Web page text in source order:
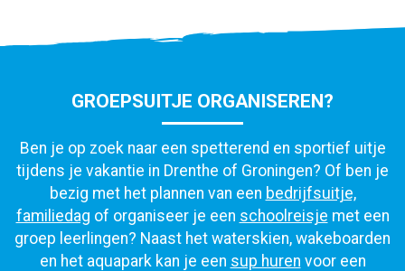
GROEPSUITJE ORGANISEREN?
Ben je op zoek naar een spetterend en sportief uitje
tijdens je vakantie in Drenthe of Groningen? Of ben je
bezig met het plannen van een bedrijfsuitje,
familiedag of organiseer je een schoolreisje met een
groep leerlingen? Naast het waterskien, wakeboarden
en het aquapark kan je een sup huren voor een